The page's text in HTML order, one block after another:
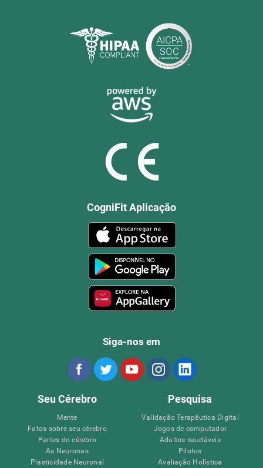
CogniFit Aplicação
Siga-nos em
Seu Cérebro
Mente
Fatos sobre seu cérebro
Partes do cérebro
As Neuronas
Plasticidade Neuronal
Pesquisa
Validação Terapêutica Digital
Jogos de computador
Adultos saudáveis
Pilotos
Avaliação Holística